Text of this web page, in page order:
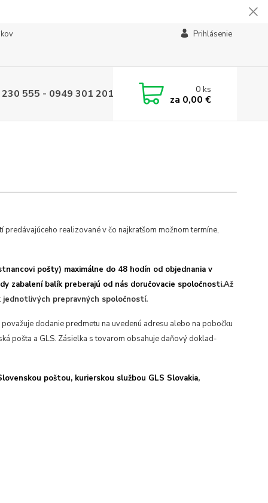
Prihlásenie
555 - 0949 301 201 0ks
za 0,00 €
realizované v čo najkratšom možnom termíne,
pošty) maximálne do 48 hodín od objednania v
zabalení balík preberajú od nás doručovacie spoločnosti.Až
jednotlivých prepravných spoločností.
dodanie predmetu na uvedenú adresu alebo na pobočku
pošta a GLS. Zásielka s tovarom obsahuje daňový doklad-
poštou, kurierskou službou GLS Slovakia,